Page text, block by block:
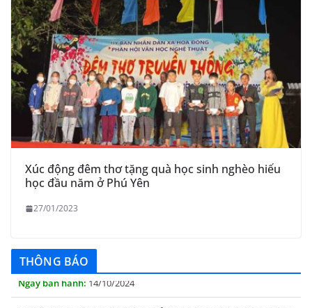
Xúc động đêm thơ tặng quà học sinh nghèo hiếu
học đầu năm ở Phú Yên
27/01/2023
THÔNG BÁO
hành chính tỉnh Phú Yên
14/10/2024
Quyết định công bố nhóm thủ tục hành chính liên thông